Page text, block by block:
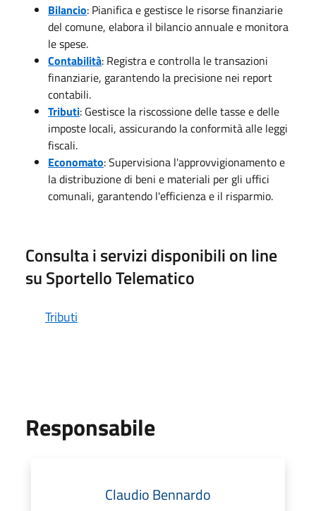
Bilancio: Pianifica e gestisce le risorse finanziarie
del comune, elabora il bilancio annuale e monitora
le spese.
Contabilità: Registra e controlla le transazioni
finanziarie, garantendo la precisione nei report
contabili.
Tributi: Gestisce la riscossione delle tasse e delle
imposte locali, assicurando la conformità alle leggi
fiscali.
Economato: Supervisiona l'approvvigionamento e
la distribuzione di beni e materiali per gli uffici
comunali, garantendo l'efficienza e il risparmio.
Consulta i servizi disponibili on line
su Sportello Telematico
Tributi
Responsabile
Claudio Bennardo